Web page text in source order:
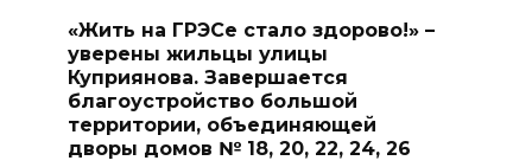
«Жить на ГРЭСе стало здорово!» –
уверены жильцы улицы
Куприянова. Завершается
благоустройство большой
территории, объединяющей
дворы домов № 18, 20, 22, 24, 26